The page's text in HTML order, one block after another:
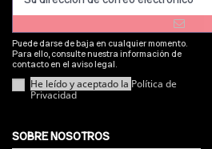
Puede darse de baja en cualquier momento.
Para ello, consulte nuestra información de
contacto en el aviso legal.
He leído y aceptado la Política de
Privacidad
SOBRE NOSOTROS